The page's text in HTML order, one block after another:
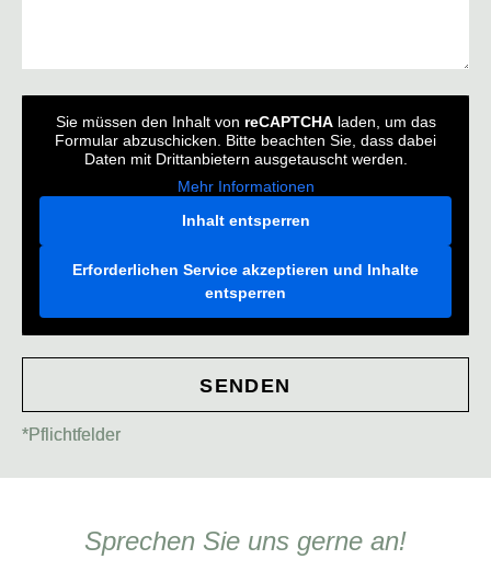
Sie müssen den Inhalt von reCAPTCHAladen, um das
Formular abzuschicken. Bitte beachten Sie, dass dabei
Daten mit Drittanbietern ausgetauscht werden.
Mehr Informationen
Inhalt entsperren
Erforderlichen Service akzeptieren und Inhalte
entsperren
SENDEN
*Pflichtfelder
Sprechen Sie uns gerne an!